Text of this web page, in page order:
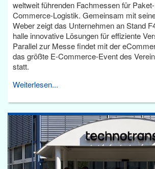
weltweit führenden Fachmessen für
Commerce-Logistik. Gemeinsam mit
Weber zeigt das Unternehmen an Stand
halle innovative Lösungen für effiziente
Parallel zur Messe findet mit der
das größte E-Commerce-Event des
statt.
Weiterlesen...